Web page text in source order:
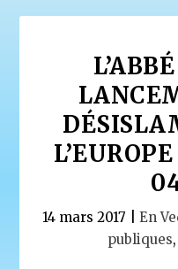
14 mars 2017 En
publiques,